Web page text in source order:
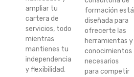
ampliar tu
cartera de
servicios, todo
mientras
mantienes tu
independencia
y flexibilidad.
formación está
diseñada para
ofrecerte las
herramientas y
conocimientos
necesarios
para competir